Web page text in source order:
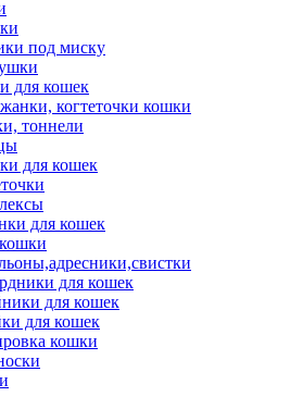
под миску
для кошек
когтеточки кошки
тоннели
для кошек
для кошек
для кошек
для кошек
для кошек
кошки